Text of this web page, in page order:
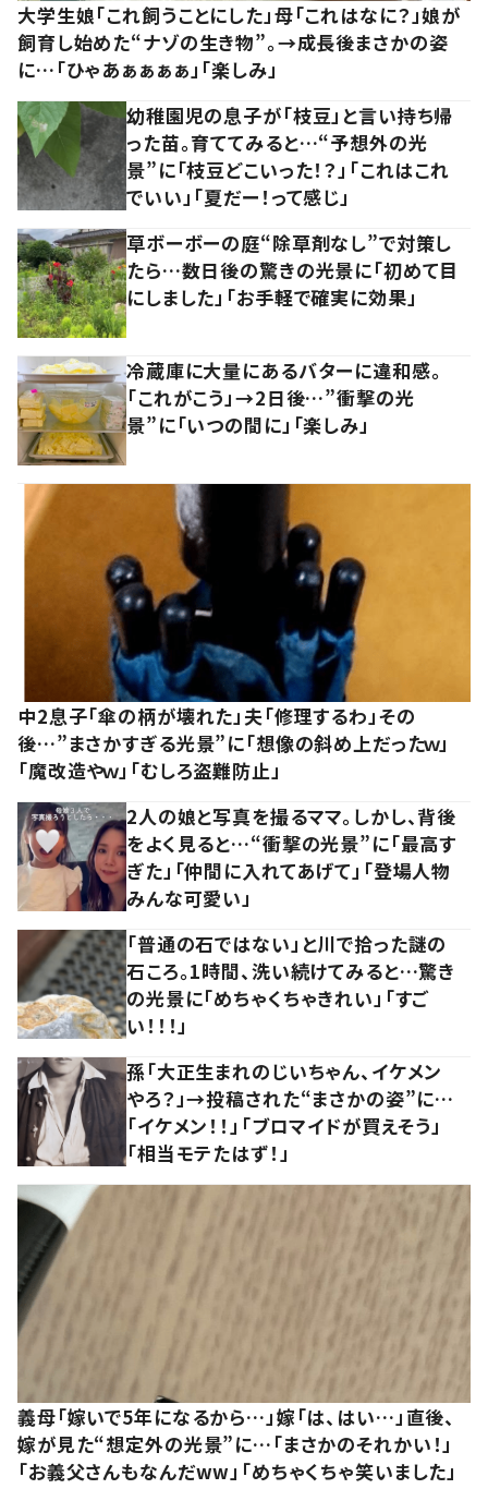
大学生娘「これ飼うことにした」母「これはなに？」娘が
飼育し始めた“ナゾの生き物”。→成長後まさかの姿
に…「ひゃあぁぁぁぁ」「楽しみ」
幼稚園児の息子が「枝豆」と言い持ち帰
った苗。育ててみると…“予想外の光
景”に「枝豆どこいった！？」「これはこれ
でいい」「夏だー！って感じ」
草ボーボーの庭“除草剤なし”で対策し
たら…数日後の驚きの光景に「初めて目
にしました」「お手軽で確実に効果」
冷蔵庫に大量にあるバターに違和感。
「これがこう」→2日後…”衝撃の光
景”に「いつの間に」「楽しみ」
中2息子「傘の柄が壊れた」夫「修理するわ」その
後…”まさかすぎる光景”に「想像の斜め上だったｗ」
「魔改造やｗ」「むしろ盗難防止」
2人の娘と写真を撮るママ。しかし、背後
をよく見ると…“衝撃の光景”に「最高す
ぎた」「仲間に入れてあげて」「登場人物
みんな可愛い」
「普通の石ではない」と川で拾った謎の
石ころ。1時間、洗い続けてみると…驚き
の光景に「めちゃくちゃきれい」「すご
い！！！」
孫「大正生まれのじいちゃん、イケメン
やろ？」→投稿された“まさかの姿”に…
「イケメン！！」「ブロマイドが買えそう」
「相当モテたはず！」
義母「嫁いで5年になるから…」嫁「は、はい…」直後、
嫁が見た“想定外の光景”に…「まさかのそれかい！」
「お義父さんもなんだww」「めちゃくちゃ笑いました」